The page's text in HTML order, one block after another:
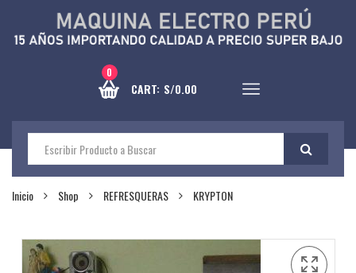
0
CART: S/0.00
Inicio Shop REFRESQUERAS KRYPTON